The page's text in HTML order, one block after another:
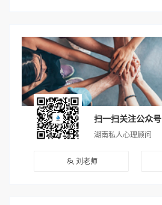
扫一扫关注公众号
湖南私人心理顾问
刘老师